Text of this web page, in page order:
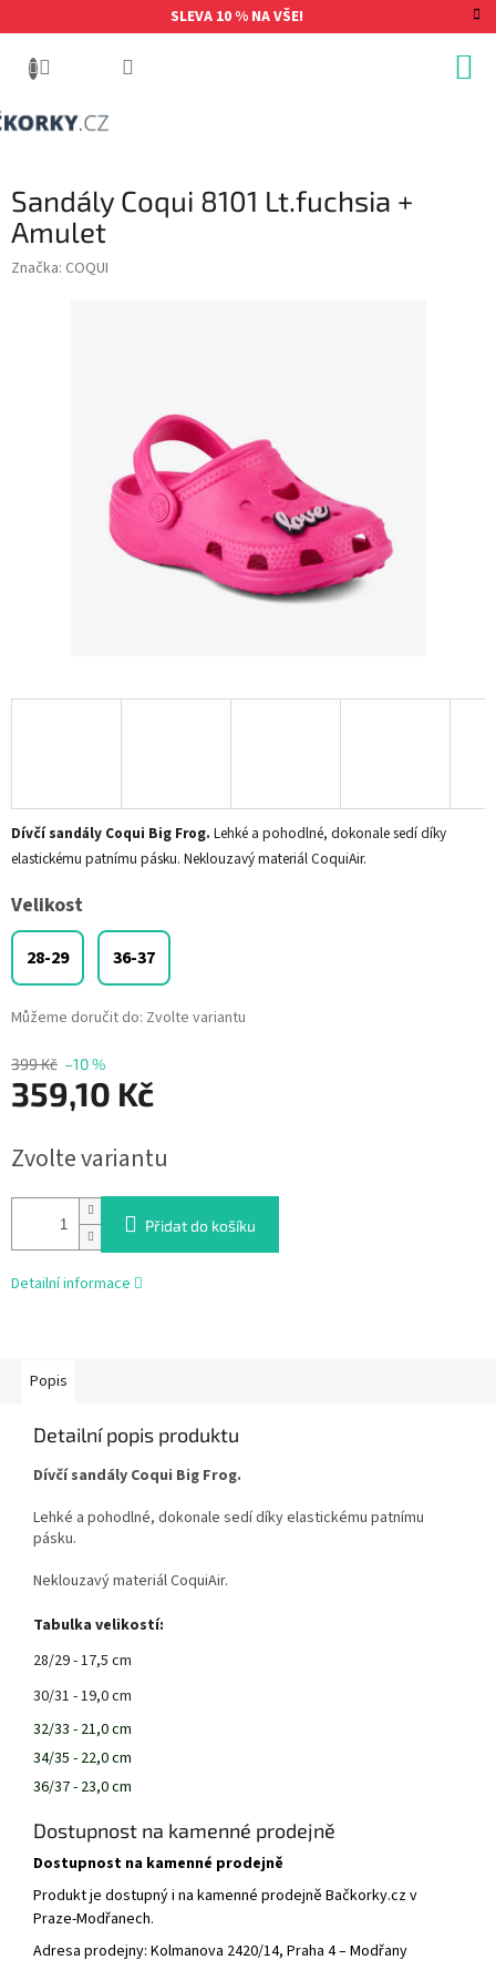
na
SLEVA 10 % NA VŠE!
Sandály Coqui 8101 Lt.fuchsia +
Amulet
Značka: COQUI
399 Kč –10 %
359,10 Kč
cena:
Zvolte variantu
Velikost
28-29 36-37
Můžeme doručit do: Zvolte variantu
Přidat do košíku
Dívčí sandály Coqui Big Frog. Lehké a pohodlné, dokonale sedí díky
elastickému patnímu pásku. Neklouzavý materiál CoquiAir.
Detailní informace
Popis
Detailní popis produktu
Dívčí sandály Coqui Big Frog.
Lehké a pohodlné, dokonale sedí díky elastickému patnímu
pásku.
Neklouzavý materiál CoquiAir.
Tabulka velikostí:
28/29 - 17,5 cm
30/31 - 19,0 cm
32/33 - 21,0 cm
34/35 - 22,0 cm
36/37 - 23,0 cm
Dostupnost na kamenné prodejně
Dostupnost na kamenné prodejně
Produkt je dostupný i na kamenné prodejně Bačkorky.cz v
Praze-Modřanech.
Adresa prodejny: Kolmanova 2420/14, Praha 4 – Modřany